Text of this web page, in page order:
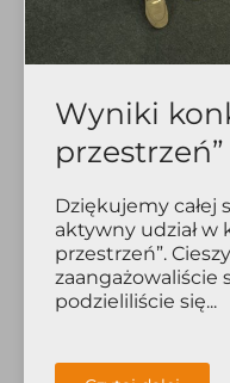
Wyniki
przestrzeń”
Dziękujemy całej
aktywny udział w
przestrzeń”.
zaangażowaliście
podzieliliście się...